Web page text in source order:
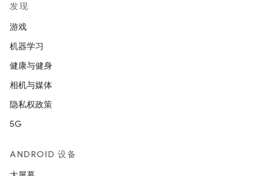
发现
游戏
机器学习
健康与健身
相机与媒体
隐私权政策
5G
ANDROID 设备